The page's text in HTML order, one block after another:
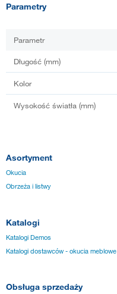
Parametry
Parametr
Długość (mm)
Kolor
Wysokość światła (mm)
Asortyment
Okucia
Obrzeża i listwy
Katalogi
Katalogi Demos
Katalogi dostawców - okucia meblowe
Obsługa sprzedaży